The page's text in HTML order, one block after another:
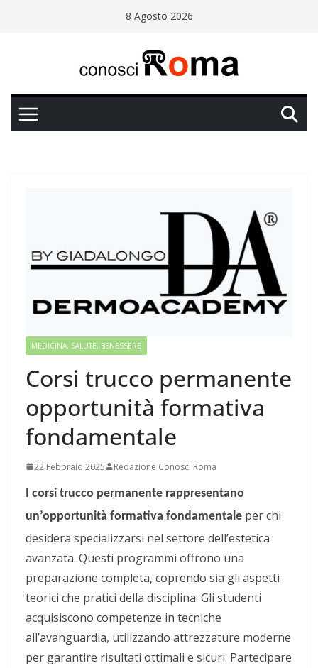
8 Agosto 2026
MEDICINA, SALUTE, BENESSERE
Corsi trucco permanente
opportunità formativa
fondamentale
22 Febbraio 2025 Redazione Conosci Roma
I corsi trucco permanente rappresentano
un’opportunità formativa fondamentale per chi
desidera specializzarsi nel settore dell’estetica
avanzata. Questi programmi offrono una
preparazione completa, coprendo sia gli aspetti
teorici che pratici della disciplina. Gli studenti
acquisiscono competenze in tecniche
all’avanguardia, utilizzando attrezzature moderne
per garantire risultati ottimali e sicuri. Partecipare